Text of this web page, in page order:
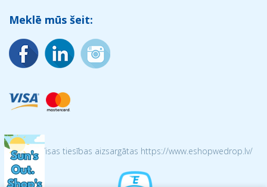
Meklē mūs šeit:
© 2026 Visas tiesības aizsargātas https://www.eshopwedrop.lv/